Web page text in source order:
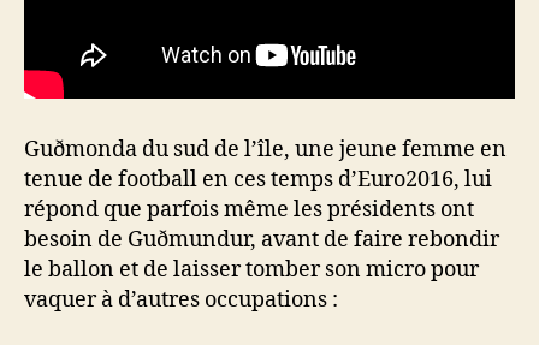
Guðmonda du sud de l’île, une jeune femme en
tenue de football en ces temps d’Euro2016, lui
répond que parfois même les présidents ont
besoin de Guðmundur, avant de faire rebondir
le ballon et de laisser tomber son micro pour
vaquer à d’autres occupations :